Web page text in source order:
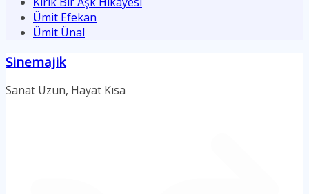
Ümit Efekan
Ümit Ünal
Sinemajik
Sanat Uzun, Hayat Kısa